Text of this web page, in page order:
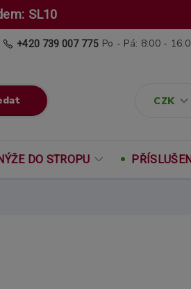
SL10
CZK
+420 739 007 775 Po - Pá: 8:00 -
DO STROPU